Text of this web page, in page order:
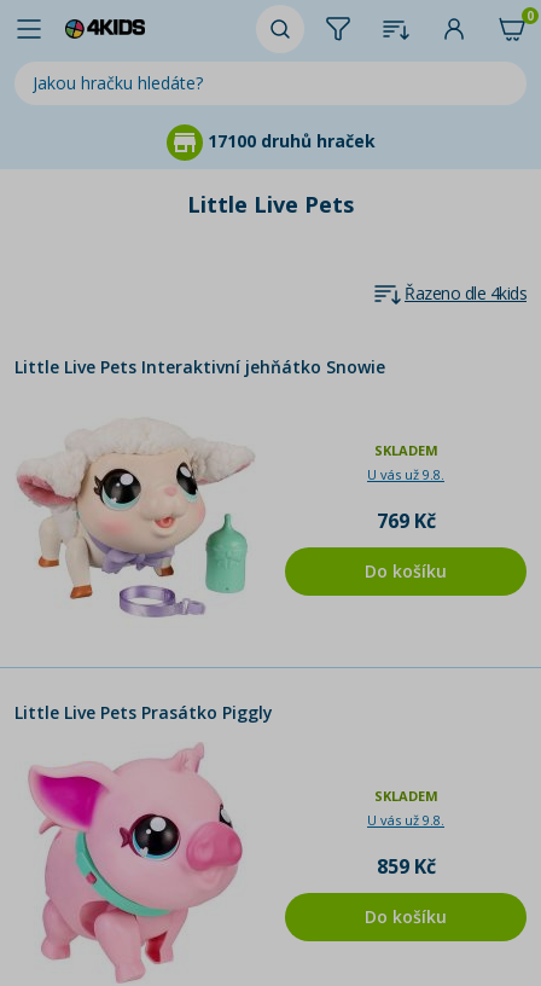
0
17100 druhů hraček
Little Live Pets
Řazeno dle 4kids
Little Live Pets Interaktivní jehňátko Snowie
SKLADEM
U vás už 9.8.
769 Kč
Do košíku
Little Live Pets Prasátko Piggly
SKLADEM
U vás už 9.8.
859 Kč
Do košíku